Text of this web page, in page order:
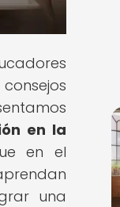
en la
en el
una